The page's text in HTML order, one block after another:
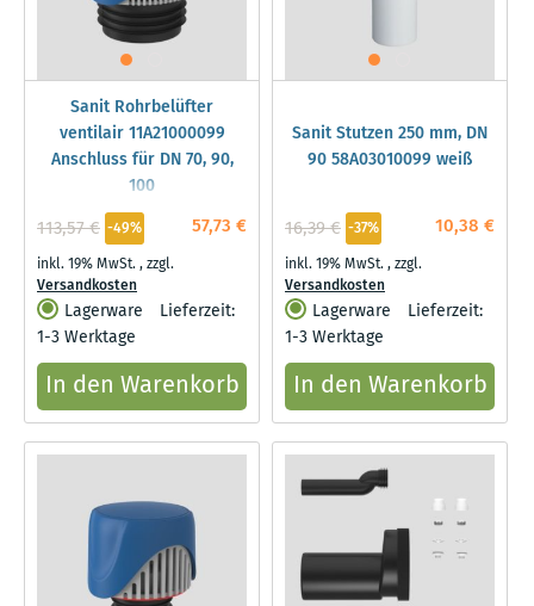
Sanit Rohrbelüfter
ventilair 11A21000099
Anschluss für DN 70, 90,
100
57,73 €
113,57 € -49%
inkl. 19% MwSt.,zzgl.
Versandkosten
Lagerware
Lieferzeit:
1-3 Werktage
In den Warenkorb
Sanit Stutzen 250 mm, DN
90 58A03010099 weiß
10,38 €
16,39 € -37%
inkl. 19% MwSt.,zzgl.
Versandkosten
Lagerware
Lieferzeit:
1-3 Werktage
In den Warenkorb